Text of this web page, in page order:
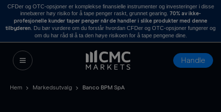
CFDer og OTC-opsjoner er komplekse finansielle instrumenter og investeringer i disse
innebærer høy risiko for å tape penger raskt, grunnet gearing. 70% av ikke-
profesjonelle kunder taper penger når de handler i slike produkter med denne
tilbyderen . Du bør vurdere om du forstår hvordan CFDer og OTC-opsjoner fungerer og
om du har råd til å ta den høye risikoen for å tape pengene dine.
Handle
Hem Markedsutvalg Banco BPM SpA